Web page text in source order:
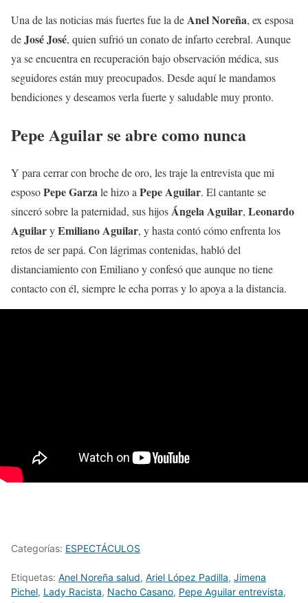
Una de las noticias más fuertes fue la deAnel Noreña, ex esposa
deJosé José, quien sufrió un conato de infarto cerebral. Aunque
ya se encuentra en recuperación bajo observación médica, sus
seguidores están muy preocupados. Desde aquí le mandamos
bendiciones y deseamos verla fuerte y saludable muy pronto.
Pepe Aguilar se abre como nunca
Y para cerrar con broche de oro, les traje la entrevista que mi
esposoPepe Garzale hizo a Pepe Aguilar. El cantante se
sinceró sobre la paternidad, sus hijosÁngela Aguilar, Leonardo
AguilaryEmiliano Aguilar, y hasta contó cómo enfrenta los
retos de ser papá. Con lágrimas contenidas, habló del
distanciamiento con Emiliano y confesó que aunque no tiene
contacto con él, siempre le echa porras y lo apoya a la distancia.
Categorías: ESPECTÁCULOS
Etiquetas: Anel Noreña salud, Ariel López Padilla, Jimena
Pichel, Lady Racista, Nacho Casano, Pepe Aguilar entrevista,